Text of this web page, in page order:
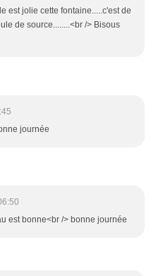
est jolie cette fontaine.....c'est de
de source........<br /> Bisous
journée
est bonne<br /> bonne journée